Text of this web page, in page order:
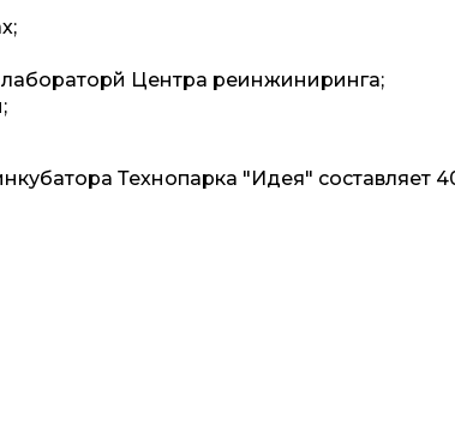
лабораторй Центра реинжиниринга;
Технопарка "Идея" составляет